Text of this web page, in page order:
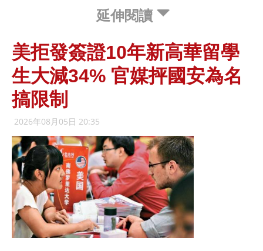
延伸閱讀
美拒發簽證10年新高華留學
生大減34% 官媒抨國安為名
搞限制
2026年08月05日 20:35